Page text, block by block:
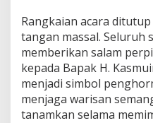
Rangkaian acara
tangan massal. Seluruh
memberikan salam
kepada Bapak H.
menjadi simbol
menjaga warisan
tanamkan selama